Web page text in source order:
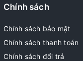
Chính sách
Chính sách bảo mật
Chính sách thanh toán
Chính sách đổi trả